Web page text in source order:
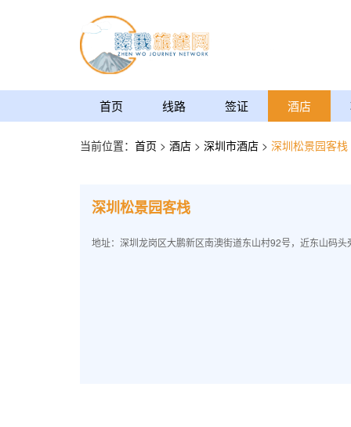
首页 线路 签证 酒店
当前位置： 首页 > 酒店 > 深圳市酒店 > 深圳松景园客栈
深圳松景园客栈
地址：深圳龙岗区大鹏新区南澳街道东山村92号，近东山码头